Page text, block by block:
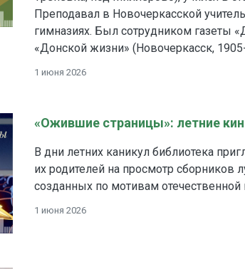
Преподавал в Новочеркасской
гимназиях. Был сотрудником газеты
«Донской жизни» (Новочеркасск,
1 июня 2026
«Ожившие страницы»: летние
В дни летних каникул библиотека
их родителей на просмотр сборников
созданных по мотивам отечественной
1 июня 2026